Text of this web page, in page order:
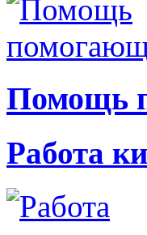
Помощь
Работа